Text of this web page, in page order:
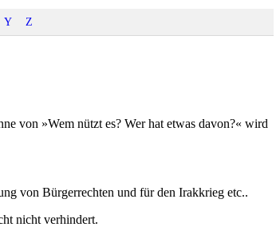
Y Z
von »Wem nützt es? Wer hat etwas davon?« wird
von Bürgerrechten und für den Irakkrieg etc..
nicht verhindert.